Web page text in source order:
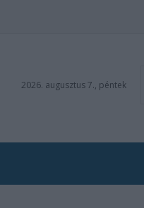
2026. augusztus 7., péntek